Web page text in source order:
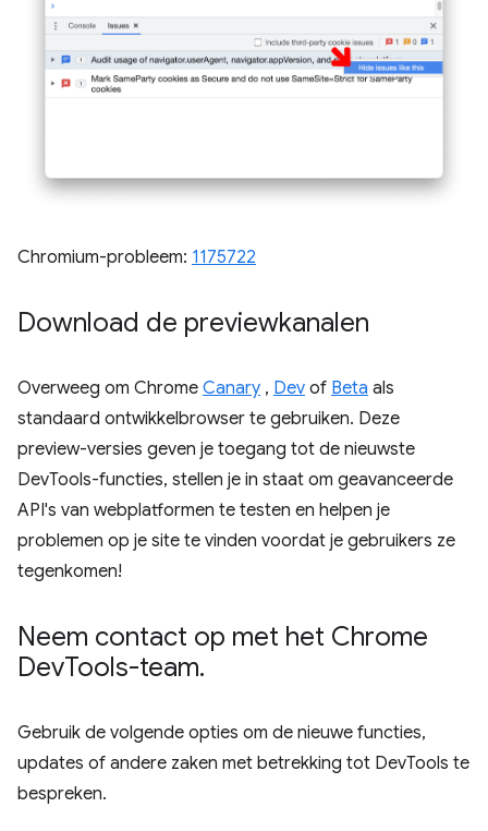
Chromium-probleem: 1175722
Download de previewkanalen
Overweeg om Chrome Canary , Dev of Beta als
standaard ontwikkelbrowser te gebruiken. Deze
preview-versies geven je toegang tot de nieuwste
DevTools-functies, stellen je in staat om geavanceerde
API's van webplatformen te testen en helpen je
problemen op je site te vinden voordat je gebruikers ze
tegenkomen!
Neem contact op met het Chrome
DevTools-team.
Gebruik de volgende opties om de nieuwe functies,
updates of andere zaken met betrekking tot DevTools te
bespreken.